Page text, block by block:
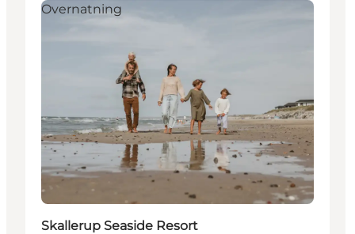
Overnatning
Skallerup Seaside Resort